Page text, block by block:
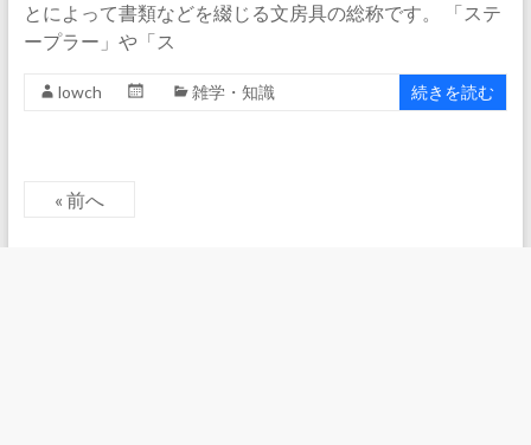
とによって書類などを綴じる文房具の総称です。 「ステ
ープラー」や「ス
lowch 雑学・知識 続きを読む
« 前へ